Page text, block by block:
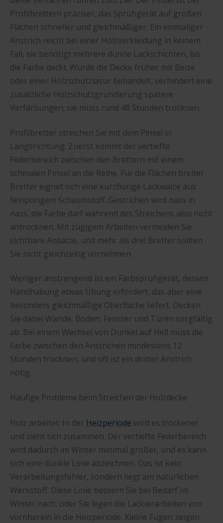
Profilbrettern präziser, das Sprühgerät auf großen
Flächen schneller und gleichmäßiger. Ein einmaliger
Anstrich reicht bei einer Holzverkleidung in keinem
Fall, sie benötigt mehrere dünne Lackschichten, bis
die Farbe deckt. Wurde die Decke früher mit Beize
oder einer Holzschutzlasur behandelt, verhindert eine
zusätzliche Holzschutzgrundierung spätere
Verfärbungen; sie muss rund 48 Stunden trocknen.
Profilbretter streichen Sie mit dem Pinsel in
Längsrichtung. Zuerst kommt der vertiefte
Federbereich zwischen den Brettern mit einem
schmalen Pinsel an die Reihe. Für die Flächen breiter
Bretter eignet sich eine kurzflorige Lackwalze aus
feinporigem Schaumstoff. Gestrichen wird nass in
nass, die Farbe darf während des Streichens also nicht
antrocknen. Mit zügigem Arbeiten vermeiden Sie
sichtbare Ansätze, und mehr als drei Bretter sollten
Sie nicht gleichzeitig vornehmen.
Weniger anstrengend ist ein Farbsprühgerät, dessen
Handhabung etwas Übung erfordert, das aber eine
besonders gleichmäßige Oberfläche liefert. Decken
Sie dabei Wände, Boden, Fenster und Türen sorgfältig
ab. Bei einem Wechsel von Dunkel auf Hell muss die
Farbe zwischen den Anstrichen mindestens 12
Stunden trocknen, und oft ist ein dritter Anstrich
nötig.
Häufige Probleme beim Streichen der Holzdecke
Holz arbeitet: In der Heizperiode wird es trockener
und zieht sich zusammen. Der vertiefte Federbereich
wird dadurch im Winter minimal größer, und es kann
sich eine dunkle Linie abzeichnen. Das ist kein
Verarbeitungsfehler, sondern liegt am natürlichen
Werkstoff. Diese Linie bessern Sie bei Bedarf im
Winter nach, oder Sie legen die Lackierarbeiten von
vornherein in die Heizperiode. Kleine Fugen zeigen